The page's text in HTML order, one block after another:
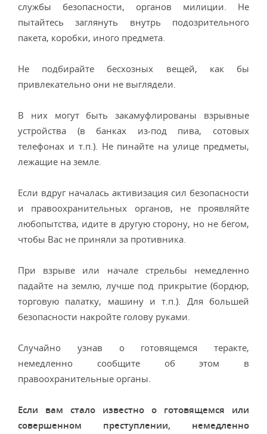
службы безопасности, органов милиции. Не
пытайтесь заглянуть внутрь подозрительного
пакета, коробки, иного предмета.
Не подбирайте бесхозных вещей, как бы
привлекательно они не выглядели.
В них могут быть закамуфлированы взрывные
устройства (в банках из-под пива, сотовых
телефонах и т.п.). Не пинайте на улице предметы,
лежащие на земле.
Если вдруг началась активизация сил безопасности
и правоохранительных органов, не проявляйте
любопытства, идите в другую сторону, но не бегом,
чтобы Вас не приняли за противника.
При взрыве или начале стрельбы немедленно
падайте на землю, лучше под прикрытие (бордюр,
торговую палатку, машину и т.п.). Для большей
безопасности накройте голову руками.
Случайно узнав о готовящемся теракте,
немедленно сообщите об этом в
правоохранительные органы.
Если вам стало известно о готовящемся или
совершенном преступлении, немедленно